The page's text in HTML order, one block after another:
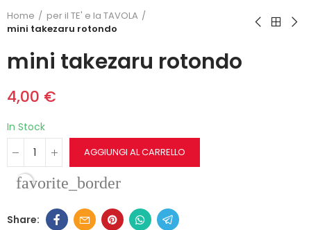
Home
per il TE' e la TAVOLA
mini takezaru rotondo
mini takezaru rotondo
4,00 €
In Stock
AGGIUNGI AL CARRELLO
favorite_border